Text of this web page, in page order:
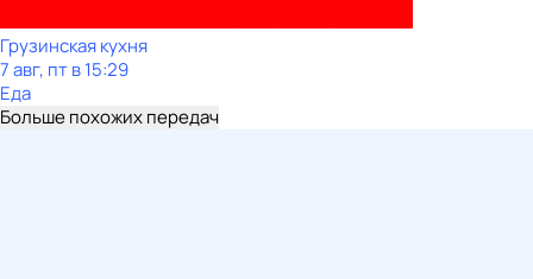
Грузинская кухня
7 авг, пт в 15:29
Еда
Больше похожих передач